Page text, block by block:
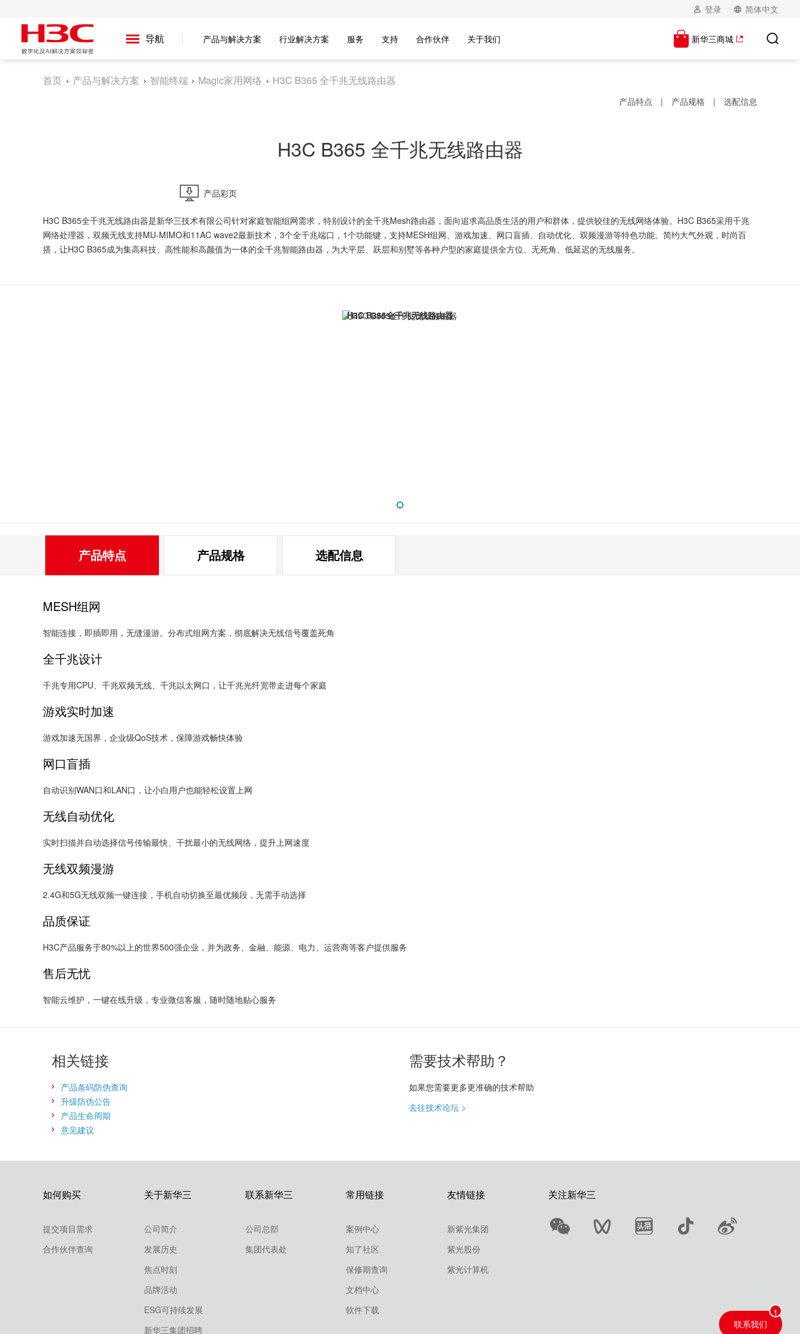
登录 简体中文
导航 产品与解决方案 行业解决方案 服务 支持 合作伙伴 关于我们 新华三商城
产品特点 | 产品规格 | 选配信息
首页 产品与解决方案 智能终端 Magic家用网络 H3C B365 全千兆无线路由器
H3C B365 全千兆无线路由器
产品彩页
H3C B365全千兆无线路由器是新华三技术有限公司针对家庭智能组网需求，特别设计的全千兆Mesh路由器，面向追求高品质生活的用户和群体，提供较佳的无线网络体验。H3C B365采用千兆
网络处理器，双频无线支持MU-MIMO和11AC wave2最新技术，3个全千兆端口，1个功能键，支持MESH组网、游戏加速、网口盲插、自动优化、双频漫游等特色功能。简约大气外观，时尚百
搭，让H3C B365成为集高科技、高性能和高颜值为一体的全千兆智能路由器，为大平层、跃层和别墅等各种户型的家庭提供全方位、无死角、低延迟的无线服务。
H3C B365全千兆无线路由器
产品特点 产品规格 选配信息
MESH组网
智能连接，即插即用，无缝漫游。分布式组网方案，彻底解决无线信号覆盖死角
全千兆设计
千兆专用CPU、千兆双频无线、千兆以太网口，让千兆光纤宽带走进每个家庭
游戏实时加速
游戏加速无国界，企业级QoS技术，保障游戏畅快体验
网口盲插
自动识别WAN口和LAN口，让小白用户也能轻松设置上网
无线自动优化
实时扫描并自动选择信号传输最快、干扰最小的无线网络，提升上网速度
无线双频漫游
2.4G和5G无线双频一键连接，手机自动切换至最优频段，无需手动选择
品质保证
H3C产品服务于80%以上的世界500强企业，并为政务、金融、能源、电力、运营商等客户提供服务
售后无忧
智能云维护，一键在线升级，专业微信客服，随时随地贴心服务
相关链接
产品条码防伪查询
升级防伪公告
产品生命周期
意见建议
需要技术帮助？
如果您需要更多更准确的技术帮助
去往技术论坛 >
如何购买
提交项目需求
合作伙伴查询
关于新华三
公司简介
发展历史
焦点时刻
品牌活动
ESG可持续发展
新华三集团招聘
联系新华三
公司总部
集团代表处
常用链接
案例中心
知了社区
保修期查询
文档中心
软件下载
友情链接
新紫光集团
紫光股份
紫光计算机
关注新华三
联系我们